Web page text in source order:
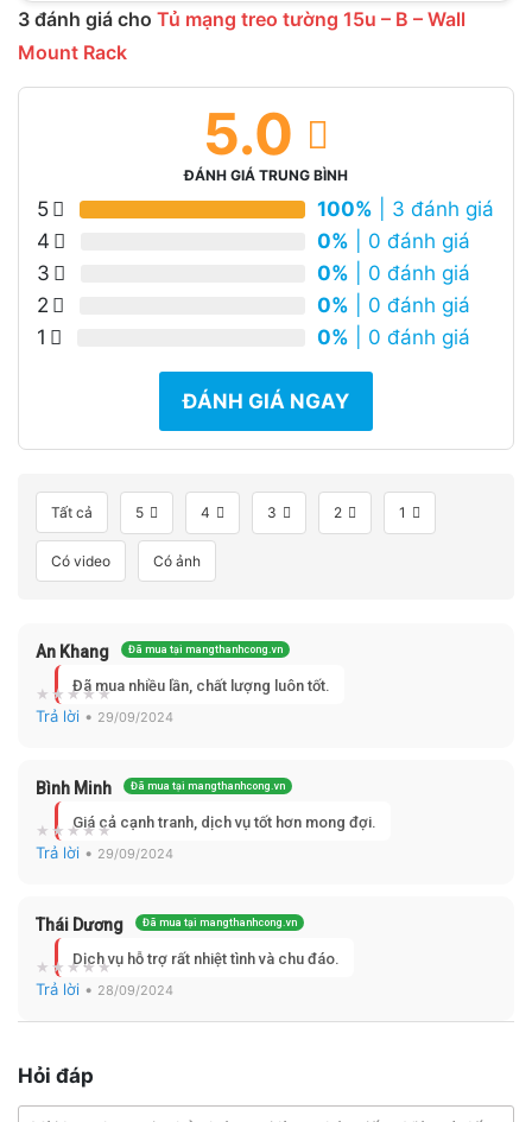
3 đánh giá cho Tủ mạng treo tường 15u – B – Wall
Mount Rack
5.0
ĐÁNH GIÁ TRUNG BÌNH
5 100% | 3 đánh giá
4
0% | 0 đánh giá
3
0% | 0 đánh giá
2
0% | 0 đánh giá
1
0% | 0 đánh giá
ĐÁNH GIÁ NGAY
Tất cả 5 4 3 2 1
Có video Có ảnh
An Khang Đã mua tại mangthanhcong.vn
Đã mua nhiều lần, chất lượng luôn tốt.
Trả lời • 29/09/2024
Bình Minh Đã mua tại mangthanhcong.vn
Giá cả cạnh tranh, dịch vụ tốt hơn mong đợi.
Trả lời • 29/09/2024
Thái Dương Đã mua tại mangthanhcong.vn
Dịch vụ hỗ trợ rất nhiệt tình và chu đáo.
Trả lời • 28/09/2024
Hỏi đáp